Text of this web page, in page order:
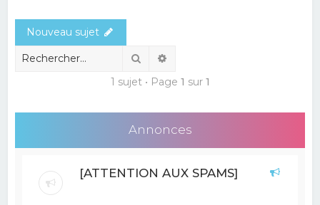
r
Nouveau sujet
Rechercher
1 sujet • Page 1 sur 1
Annonces
[ATTENTION AUX SPAMS]